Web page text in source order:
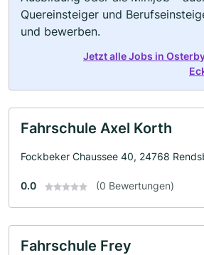
Quereinsteiger und
und bewerben.
Jetzt alle Jobs in
Fahrschule Axel Korth
Fockbeker Chaussee 40, 24768
0.0 (0 Bewertungen)
Fahrschule Frey